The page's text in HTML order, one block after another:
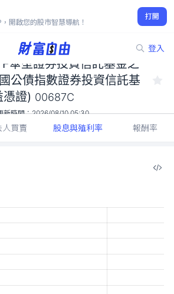
開啟您的股市智慧導航！
打開
登入
券投資信託基金之20年期(以上)美國公債
(加掛美元受益憑證) 00687C
9.11
0.33%
傘型證券投資信託基金之
公債指數證券投資信託基
證) 00687C
新時間：2026/08/10 05:30
人買賣 股息與殖利率 報酬率